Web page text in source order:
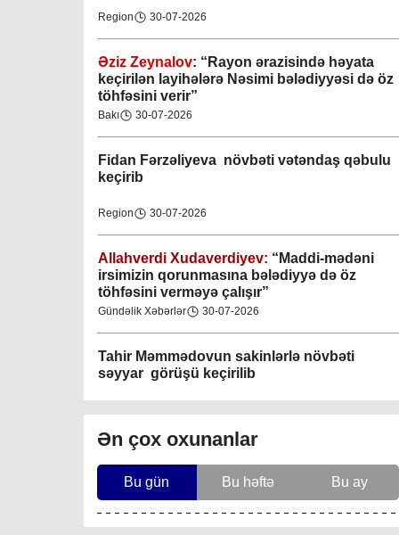
Region 30-07-2026
Əziz Zeynalov: “Rayon ərazisində həyata
keçirilən layihələrə Nəsimi bələdiyyəsi də öz
töhfəsini verir”
Bakı 30-07-2026
Fidan Fərzəliyeva növbəti vətəndaş qəbulu
keçirib
Region 30-07-2026
Allahverdi Xudaverdiyev: “Maddi-mədəni
irsimizin qorunmasına bələdiyyə də öz
töhfəsini verməyə çalışır”
Gündəlik Xəbərlər 30-07-2026
Tahir Məmmədovun sakinlərlə növbəti
səyyar görüşü keçirilib
Elşad Vəliyev:
təmin olunması və fövqəladə hallara operativ
reaksiyanın göstərilməsi bələdiyyənin əsas
fəaliyyət istiqamətlərindən biridir”
Ən çox oxunanlar
Bu gün Bu həftə Bu ay
Gəncə şəhəri Nizami bələdiyyəsi
08-04-2023
M.Ə.Rəsuzladə bələdiyyəsi
07-04-2023
Xətai bələdiyyəsi
07-04-2023
Mingəçevir bələdiyyəsi
06-04-2023
Nəsimi bələdiyyəsi
06-04-2023
Nərimanov bələdiyyəsi
06-04-2023
Yasamal bələdiyyəsi
06-04-2023